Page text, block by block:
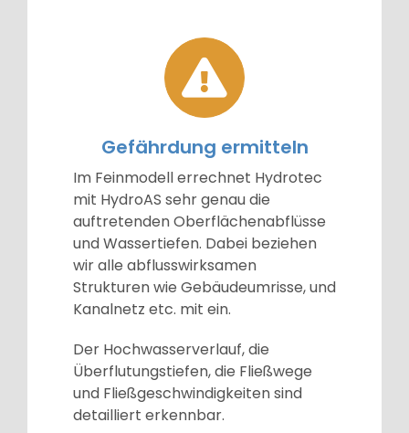
Gefährdung ermitteln
Im Feinmodell errechnet Hydrotec
mit HydroAS sehr genau die
auftretenden Oberflächenabflüsse
und Wassertiefen. Dabei beziehen
wir alle abflusswirksamen
Strukturen wie Gebäudeumrisse, und
Kanalnetz etc. mit ein.
Der Hochwasserverlauf, die
Überflutungstiefen, die Fließwege
und Fließgeschwindigkeiten sind
detailliert erkennbar.